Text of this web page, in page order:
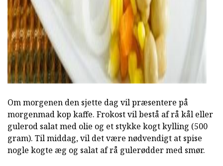
Om morgenen den sjette dag vil præsentere på
morgenmad kop kaffe. Frokost vil bestå af rå kål eller
gulerod salat med olie og et stykke kogt kylling (500
gram). Til middag, vil det være nødvendigt at spise
nogle kogte æg og salat af rå gulerødder med smør.